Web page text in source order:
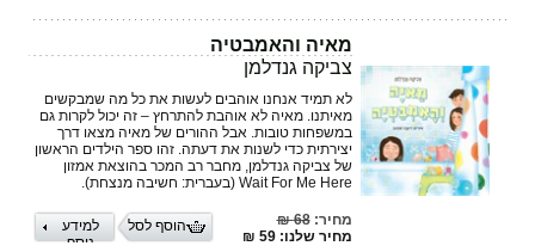
מאיה והאמבטיה
צביקה גנדלמן
לא תמיד אנחנו אוהבים לעשות את כל מה שמבקשים
מאיתנו. מאיה לא אוהבת להתרחץ – זה יכול לקרות גם
במשפחות טובות. אבל ההורים של מאיה מצאו דרך
יצירתית כדי לשנות את דעתה. זהו ספר הילדים הראשון
של צביקה גנדלמן, מחבר רב המכר בהוצאת אמזון
Wait For Me Here (בעברית: חשיבה מנצחת).
מחיר:68 ₪
מחיר שלנו: 59 ₪
למידע
נוסף
הוסף לסל